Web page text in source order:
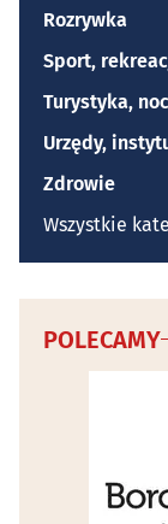
Rozrywka
Sport,
Turystyka,
Urzędy,
Zdrowie
Wszystkie
POLECAMY